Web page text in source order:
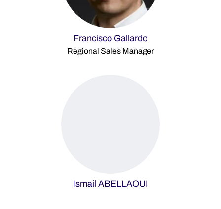
Francisco Gallardo
Regional Sales Manager
Ismail ABELLAOUI